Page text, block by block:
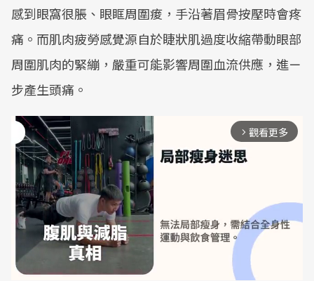
感到眼窩很脹、眼眶周圍痠，手沿著眉骨按壓時會疼
痛。而肌肉疲勞感覺源自於睫狀肌過度收縮帶動眼部
周圍肌肉的緊繃，嚴重可能影響周圍血流供應，進ㄧ
步產生頭痛。
arrow_forward_ios 觀看更多